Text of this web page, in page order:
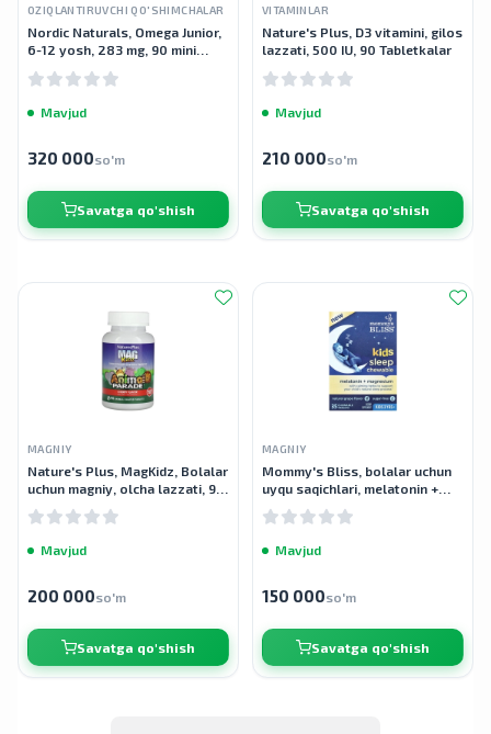
OZIQLANTIRUVCHI QO'SHIMCHALAR
Nordic Naturals, Omega Junior,
6-12 yosh, 283 mg, 90 mini
Mavjud
320 000so'm
Savatga qo'shish
VITAMINLAR
Nature's Plus, D3 vitamini, gilos
lazzati, 500 IU, 90 Tabletkalar
Mavjud
210 000so'm
Savatga qo'shish
MAGNIY
Nature's Plus, MagKidz, Bolalar
uchun magniy, olcha lazzati, 90
Mavjud
200 000so'm
Savatga qo'shish
MAGNIY
Mommy's Bliss, bolalar uchun
uyqu saqichlari, melatonin +
uzum, 35 chaynaladigon
Mavjud
150 000so'm
Savatga qo'shish